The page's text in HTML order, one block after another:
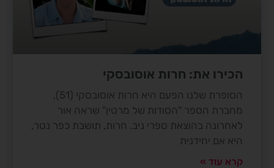
הכירו את: חרות אוסובסקי
הסופרת שלנו הפעם היא חרות אוסובסקי (51),
מחברת הספר "הסודות של מרטין" שראה אור
לאחרונה בהוצאת ספרי ניב. חרות, תושבת כפר נטר,
היא אם יחידנית
קרא עוד »